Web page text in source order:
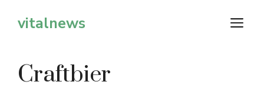
Inhaltvitalnews
Craftbier